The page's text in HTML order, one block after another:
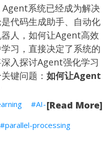
系统已经成为解决
代码生成助手、自动化
人，如何让Agent高效
习，直接决定了系统的
入探讨Agent强化学习
键问题： 如何让Agent
[Read More]
AI-
parallel-processing